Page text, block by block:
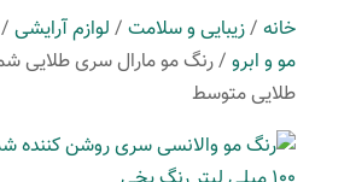
خانه/زیبایی و سلامت/ لوازم آرایشی/
مو و ابرو
طلایی متوسط